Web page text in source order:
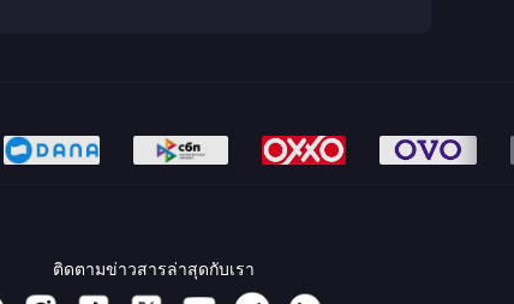
ติดตามข่าวสารล่าสุดกับเรา